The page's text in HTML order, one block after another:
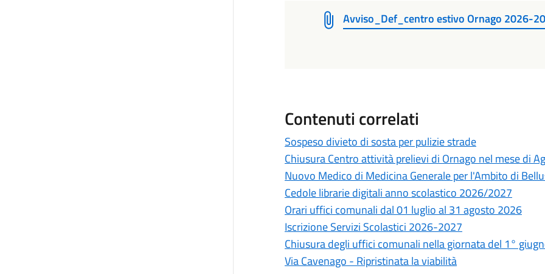
Avviso_Def_centro estivo Ornago 2026-
Contenuti correlati
Sospeso divieto di sosta per pulizie strade
Chiusura Centro attività prelievi di Ornago nel mese di
Nuovo Medico di Medicina Generale per l'Ambito di
Cedole librarie digitali anno scolastico 2026/2027
Orari uffici comunali dal 01 luglio al 31 agosto 2026
Iscrizione Servizi Scolastici 2026-2027
Chiusura degli uffici comunali nella giornata del 1°
Via Cavenago - Ripristinata la viabilità